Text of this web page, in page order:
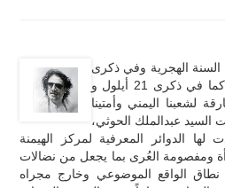
الهجرية وفي ذكرى
استشهاد الإمام زيد بن علي، كما في ذكرى 21 أيلول و
لشعبنا اليمني وأمتينا
السيد عبدالملك الحوثي،
لها الدوائر المعرفية لمركز الهيمنة
ومفصومة العُرى بما يجعل من نضالات
الواقع الموضوعي وخارج مجراه